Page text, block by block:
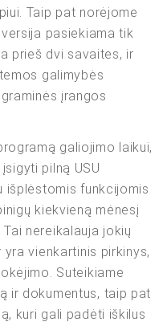
Taip pat norėjome
pasiekiama tik
prieš dvi savaites, ir
galimybės
įrangos
galiojimo laikui,
pilną USU
išplėstomis funkcijomis
kiekvieną mėnesį
nereikalauja jokių
vienkartinis pirkinys,
Suteikiame
ir dokumentus, taip pat
kuri gali padėti iškilus